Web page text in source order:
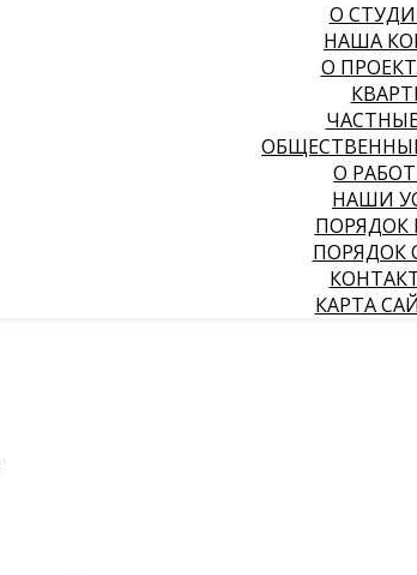
О
НАША
О
О
НАШИ
ПОРЯДОК
ПОРЯДОК
КАРТА